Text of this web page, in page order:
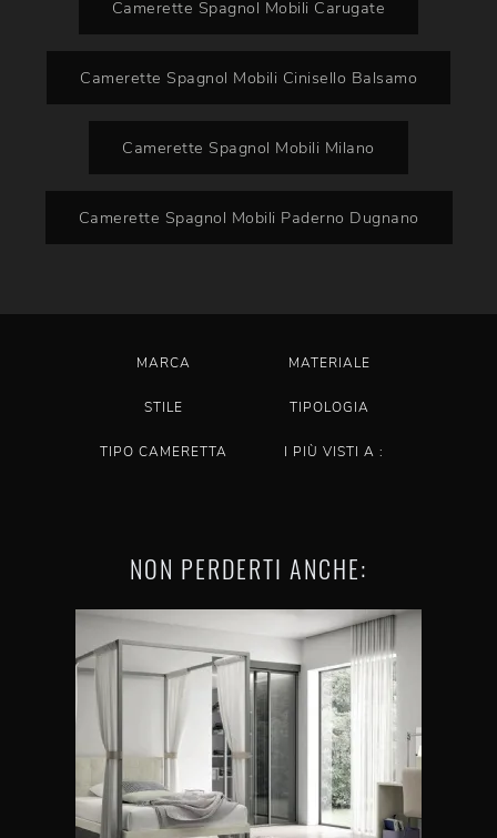
Camerette Spagnol Mobili Carugate
Camerette Spagnol Mobili Cinisello Balsamo
Camerette Spagnol Mobili Milano
Camerette Spagnol Mobili Paderno Dugnano
MARCA MATERIALE
STILE TIPOLOGIA
TIPO CAMERETTA I PIÙ VISTI A :
NON PERDERTI ANCHE: